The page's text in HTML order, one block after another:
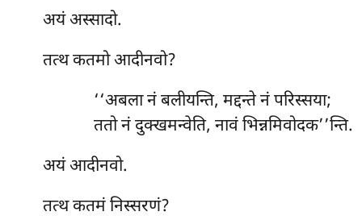
अयं अस्सादो.
तत्थ कतमो आदीनवो?
‘‘अबला नं बलीयन्ति, मद्दन्ते नं परिस्सया;
ततो नं दुक्खमन्वेति, नावं भिन्नमिवोदक’’न्ति.
अयं आदीनवो.
तत्थ कतमं निस्सरणं?